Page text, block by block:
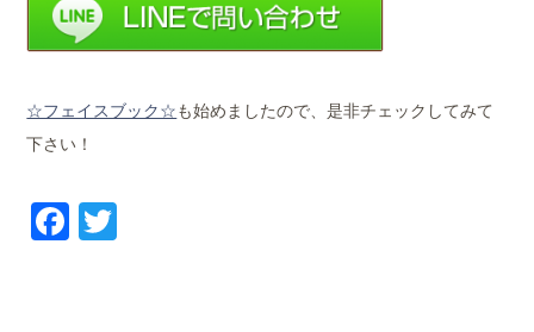
☆フェイスブック☆も始めましたので、是非チェックしてみて
下さい！
Facebook